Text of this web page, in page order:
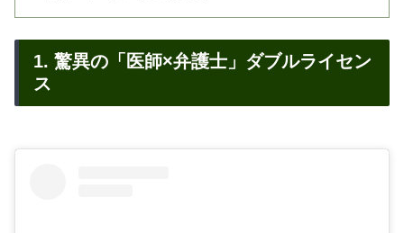
1. 驚異の「医師×弁護士」ダブルライセン
ス